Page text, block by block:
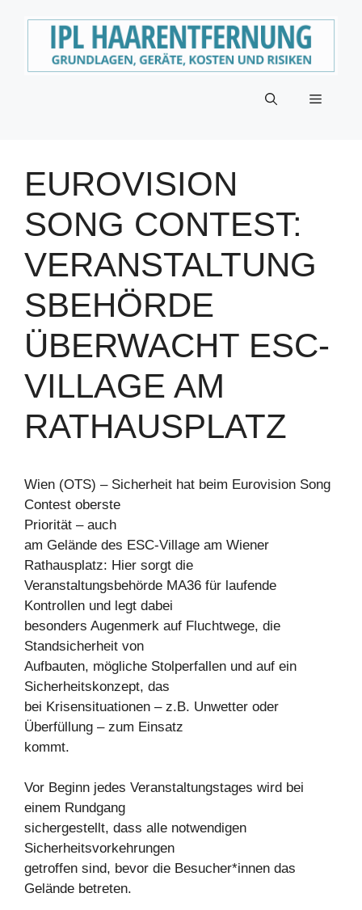
Menü
EUROVISION
SONG CONTEST:
VERANSTALTUNG
SBEHÖRDE
ÜBERWACHT ESC-
VILLAGE AM
RATHAUSPLATZ
Wien (OTS) – Sicherheit hat beim Eurovision Song
Contest oberste
Priorität – auch
am Gelände des ESC-Village am Wiener
Rathausplatz: Hier sorgt die
Veranstaltungsbehörde MA36 für laufende
Kontrollen und legt dabei
besonders Augenmerk auf Fluchtwege, die
Standsicherheit von
Aufbauten, mögliche Stolperfallen und auf ein
Sicherheitskonzept, das
bei Krisensituationen – z.B. Unwetter oder
Überfüllung – zum Einsatz
kommt.
Vor Beginn jedes Veranstaltungstages wird bei
einem Rundgang
sichergestellt, dass alle notwendigen
Sicherheitsvorkehrungen
getroffen sind, bevor die Besucher*innen das
Gelände betreten.